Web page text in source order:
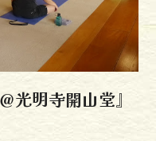
光明寺開山堂』